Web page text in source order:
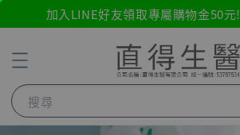
加入LINE好友領取專屬購物金50元!
搜尋